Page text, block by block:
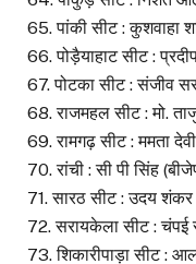
65. पांकी सीट : कुशवाहा
66. पोड़ैयाहाट सीट :
67. पोटका सीट : संजीव
68. राजमहल सीट : मो.
69. रामगढ़ सीट : ममता
70. रांची : सी पी सिंह
71. सारठ सीट : उदय
72. सरायकेला सीट : चंपई
73. शिकारीपाड़ा सीट :